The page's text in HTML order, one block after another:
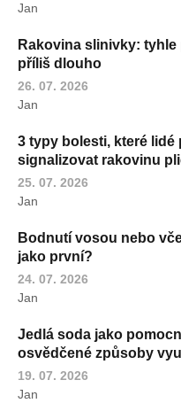
Jan
Rakovina slinivky:
příliš dlouho
26. 07. 2026
Jan
3 typy bolesti, které lidé
signalizovat rakovinu
25. 07. 2026
Jan
Bodnutí vosou nebo
jako první?
24. 07. 2026
Jan
Jedlá soda jako
osvědčené způsoby
19. 07. 2026
Jan